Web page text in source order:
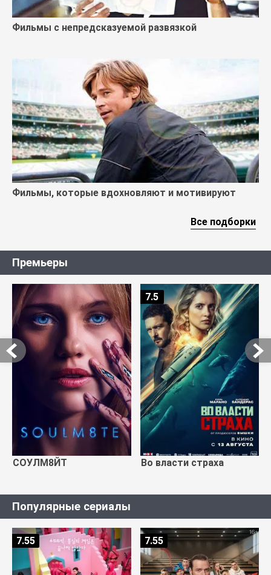
Фильмы с непредсказуемой развязкой
Фильмы, которые вдохновляют и мотивируют
Все подборки
Премьеры
СОУЛМ8ЙТ Во власти страха
7.5
Популярные сериалы
7.55 7.55